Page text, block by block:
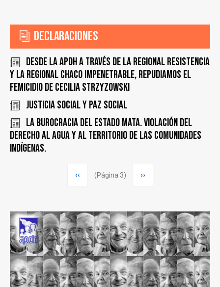
Declaraciones
Desde la APDH a través de la Regional Resistencia
y la Regional Chaco Impenetrable, repudiamos el
femicidio de Cecilia Strzyzowski
JUSTICIA SOCIAL y PAZ SOCIAL
LA BUROCRACIA DEL ESTADO MATA. Violación del
Derecho al agua y al Territorio de las comunidades
indígenas.
Página
‹‹ (Página 3)
Siguiente
››